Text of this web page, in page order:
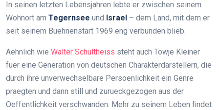
In seinen letzten Lebensjahren lebte er zwischen seinem
Wohnort am Tegernsee und Israel – dem Land, mit dem er
seit seinem Buehnenstart 1969 eng verbunden blieb.
Aehnlich wie Walter Schultheiss steht auch Towje Kleiner
fuer eine Generation von deutschen Charakterdarstellern, die
durch ihre unverwechselbare Persoenlichkeit ein Genre
praegten und dann still und zurueckgezogen aus der
Oeffentlichkeit verschwanden. Mehr zu seinem Leben findet